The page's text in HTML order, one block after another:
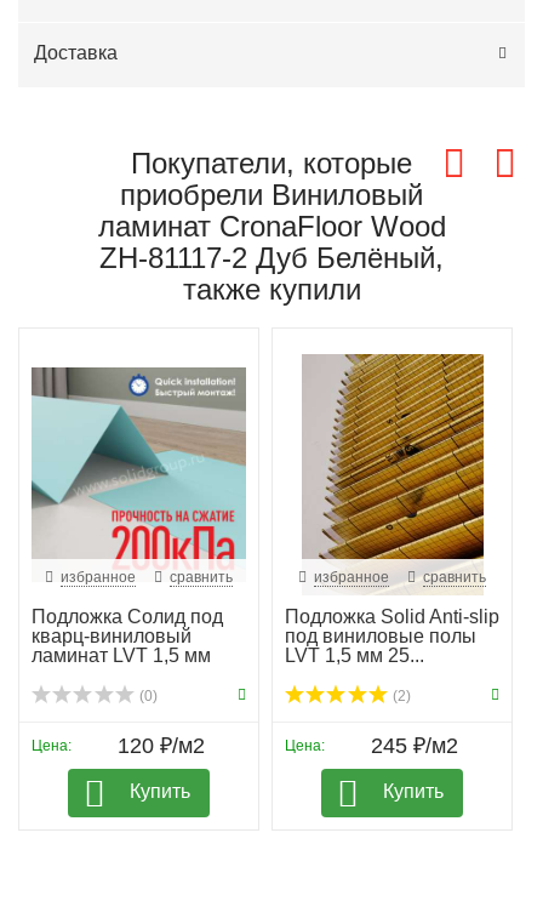
Доставка
Покупатели, которые
приобрели Виниловый
ламинат CronaFloor Wood
ZH-81117-2 Дуб Белёный,
также купили
избранное сравнить
Подложка Солид под
кварц-виниловый
ламинат LVT 1,5 мм
(0)
Цена: 120 ₽/м2
Купить
избранное сравнить
Подложка Solid Anti-slip
под виниловые полы
LVT 1,5 мм 25...
(2)
Цена: 245 ₽/м2
Купить